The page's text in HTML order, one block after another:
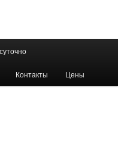
Контакты Цены